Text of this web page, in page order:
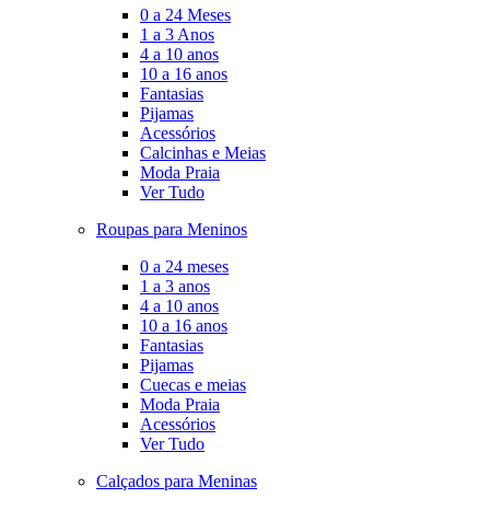
0 a 24 Meses
1 a 3 Anos
4 a 10 anos
10 a 16 anos
Fantasias
Pijamas
Acessórios
Calcinhas e Meias
Moda Praia
Ver Tudo
Roupas para Meninos
0 a 24 meses
1 a 3 anos
4 a 10 anos
10 a 16 anos
Fantasias
Pijamas
Cuecas e meias
Moda Praia
Acessórios
Ver Tudo
Calçados para Meninas